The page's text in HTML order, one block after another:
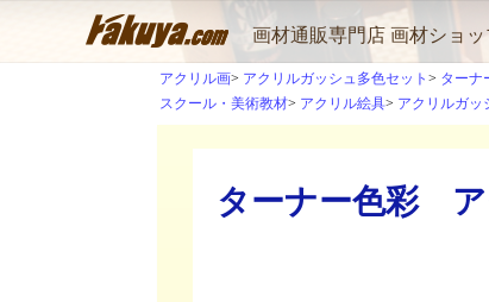
画材通販専門店 画材ショッ
アクリル画 アクリルガッシュ多色セット
ターナ
スクール・美術教材
アクリル絵具 アクリルガッ
ターナー色彩 ア